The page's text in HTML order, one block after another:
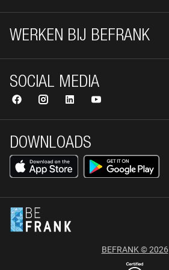
WERKEN BIJ BEFRANK
DOWNLOADS
SOCIAL MEDIA
BEFRANK © 2026